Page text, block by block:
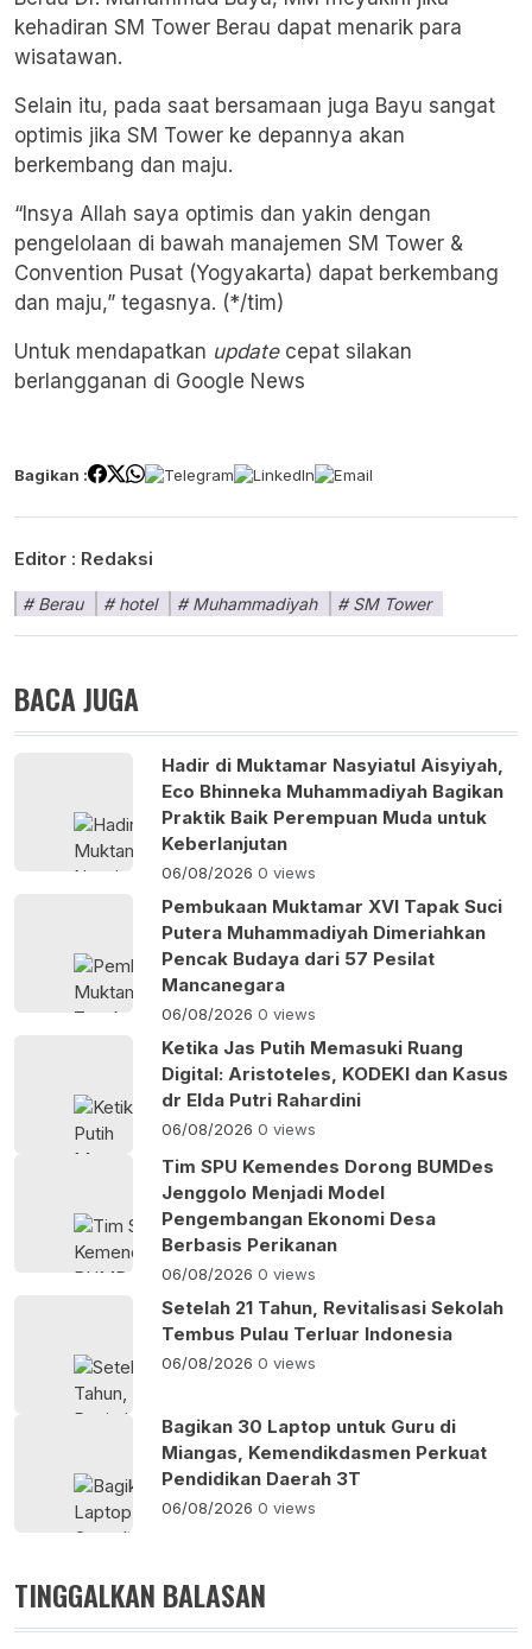
kehadiran SM Tower Berau dapat menarik para
wisatawan.
Selain itu, pada saat bersamaan juga Bayu sangat
optimis jika SM Tower ke depannya akan
berkembang dan maju.
“Insya Allah saya optimis dan yakin dengan
pengelolaan di bawah manajemen SM Tower &
Convention Pusat (Yogyakarta) dapat berkembang
dan maju,” tegasnya. (*/tim)
Untuk mendapatkan updatecepat silakan
berlangganan di Google News
Bagikan :
Editor : Redaksi
Berau hotel Muhammadiyah SM Tower
BACA JUGA
Hadir di Muktamar Nasyiatul Aisyiyah,
Eco Bhinneka Muhammadiyah Bagikan
Praktik Baik Perempuan Muda untuk
Keberlanjutan
06/08/2026 0 views
Pembukaan Muktamar XVI Tapak Suci
Putera Muhammadiyah Dimeriahkan
Pencak Budaya dari 57 Pesilat
Mancanegara
06/08/2026 0 views
Ketika Jas Putih Memasuki Ruang
Digital: Aristoteles, KODEKI dan Kasus
dr Elda Putri Rahardini
06/08/2026 0 views
Tim SPU Kemendes Dorong BUMDes
Jenggolo Menjadi Model
Pengembangan Ekonomi Desa
Berbasis Perikanan
06/08/2026 0 views
Setelah 21 Tahun, Revitalisasi Sekolah
Tembus Pulau Terluar Indonesia
06/08/2026 0 views
Bagikan 30 Laptop untuk Guru di
Miangas, Kemendikdasmen Perkuat
Pendidikan Daerah 3T
06/08/2026 0 views
TINGGALKAN BALASAN